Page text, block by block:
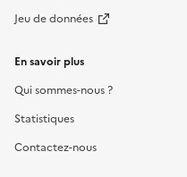
Jeu de données
En savoir plus
Qui sommes-nous ?
Statistiques
Contactez-nous